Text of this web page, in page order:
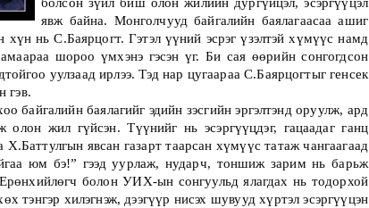
явж байна. Монголчууд байгалийн баялагаасаа ашиг
нь С.Баярцогт. Гэтэл үүний эсрэг үзэлтэй хүмүүс намд
шороо үмхэнэ гэсэн үг. Би сая өөрийн сонгогдсон
уулзаад ирлээ. Тэд нар цугаараа С.Баярцогтыг генсек
гэв.
байгалийн баялагийг эдийн зэсгийн эргэлтэнд оруулж, ард
жил гүйсэн. Түүнийг нь эсэргүүцдэг, гацаадаг ганц
явсан газарт таарсан хүмүүс татаж чангаагаад
юм бэ!” гээд уурлаж, нударч, тоншиж зарим нь барьж
болон УИХ-ын сонгуульд ялагдах нь тодорхой
хилэгнэж, дээгүүр нисэх шувууд хүртэл эсэргүүцэн